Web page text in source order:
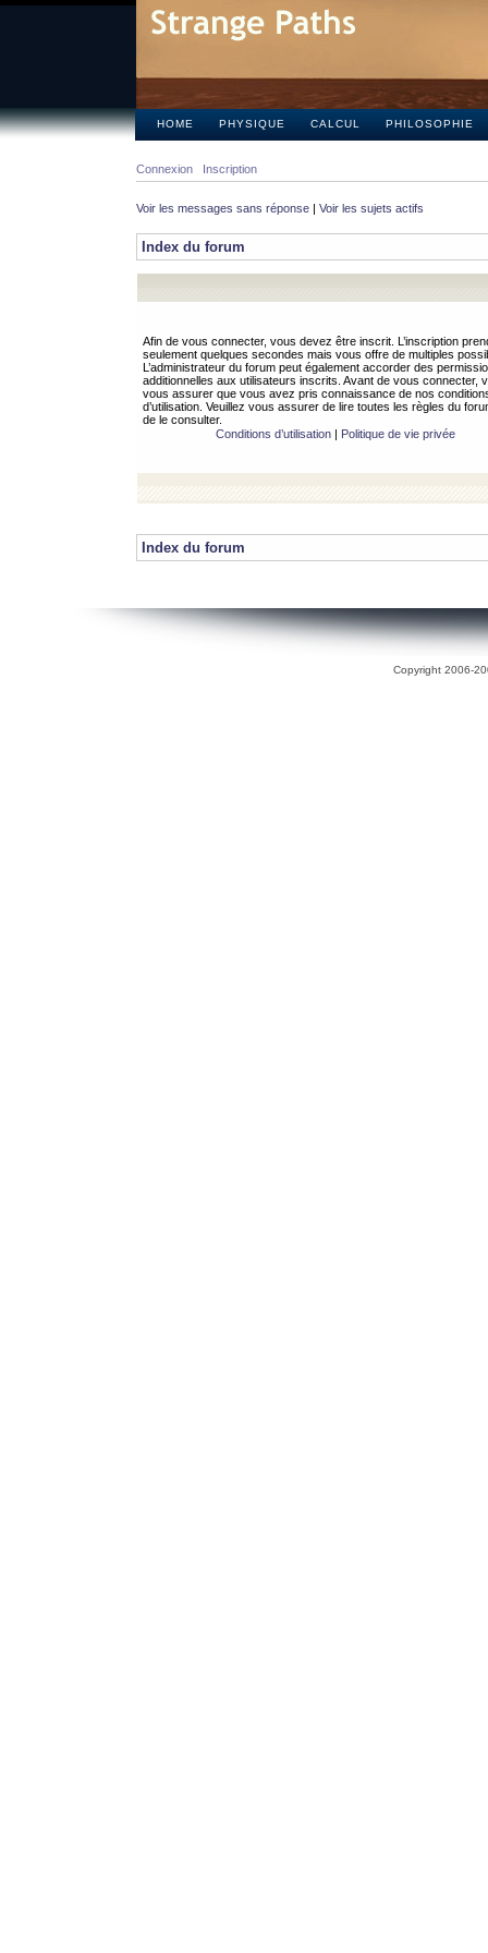
HOME PHYSIQUE CALCUL PHILOSOPHIE
Connexion Inscription
Voir les messages sans réponse | Voir les sujets actifs
Index du forum
Afin de vous connecter, vous devez être inscrit. L’inscription
seulement quelques secondes mais vous offre de multiples
L’administrateur du forum peut également accorder des
additionnelles aux utilisateurs inscrits. Avant de vous connecter,
vous assurer que vous avez pris connaissance de nos
d’utilisation. Veuillez vous assurer de lire toutes les règles du
de le consulter.
Conditions d’utilisation| Politique de vie privée
Index du forum
Copyright 2006-